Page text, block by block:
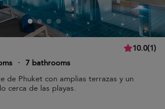
10.0(1)
· 7 bathrooms
de Phuket con amplias terrazas y un
cerca de las playas.